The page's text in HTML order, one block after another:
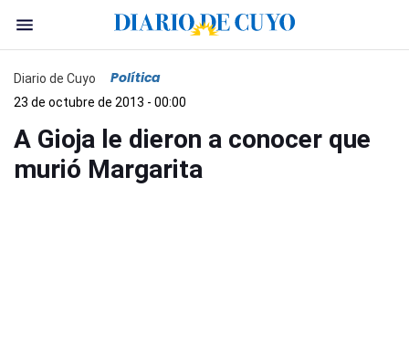
Diario de Cuyo Política
23 de octubre de 2013 - 00:00
A Gioja le dieron a conocer que
murió Margarita